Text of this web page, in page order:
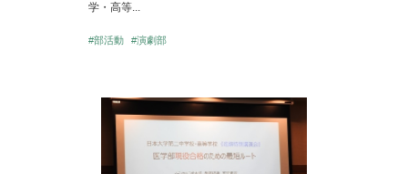
学・高等...
#部活動 #演劇部